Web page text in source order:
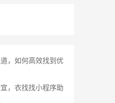
，如何高效找到优
，衣找找小程序助